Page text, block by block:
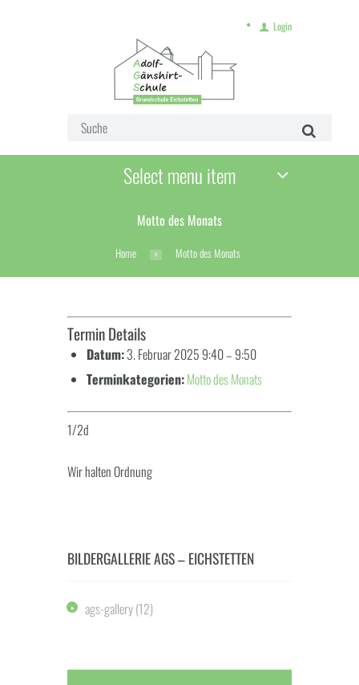
Login
Select menu item
Motto des Monats
Home Motto des Monats
Termin Details
Datum:3. Februar 2025 9:40– 9:50
Terminkategorien:Motto des Monats
1/2d
Wir halten Ordnung
BILDERGALLERIE AGS – EICHSTETTEN
ags-gallery(12)